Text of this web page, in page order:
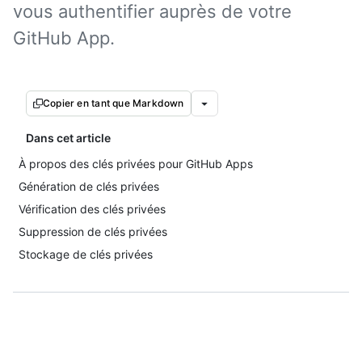
vous authentifier auprès de votre
GitHub App.
Copier en tant que Markdown
Dans cet article
À propos des clés privées pour GitHub Apps
Génération de clés privées
Vérification des clés privées
Suppression de clés privées
Stockage de clés privées